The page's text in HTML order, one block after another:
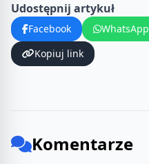
Udostępnij artykuł
Facebook WhatsApp
Kopiuj link
Komentarze